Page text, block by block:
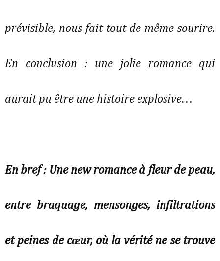
prévisible, nous fait tout de même sourire.
En conclusion : une jolie romance qui
aurait pu être une histoire explosive…
En bref : Une new romance à fleur de peau,
entre braquage, mensonges, infiltrations
et peines de cœur, où la vérité ne se trouve